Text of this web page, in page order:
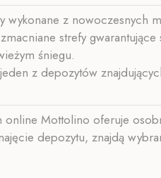
wykonane z nowoczesnych
strefy
śniegu.
z depozytów
online Mottolino oferuje
depozytu, znajdą